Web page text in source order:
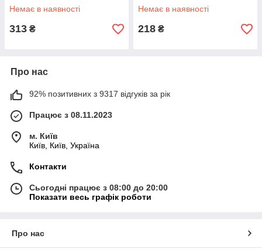
Немає в наявності
313 ₴
Немає в наявності
218 ₴
Про нас
92% позитивних з 9317 відгуків за рік
Працює з 08.11.2023
м. Київ
Київ, Київ, Україна
Контакти
Сьогодні працює з 08:00 до 20:00
Показати весь графік роботи
Про нас